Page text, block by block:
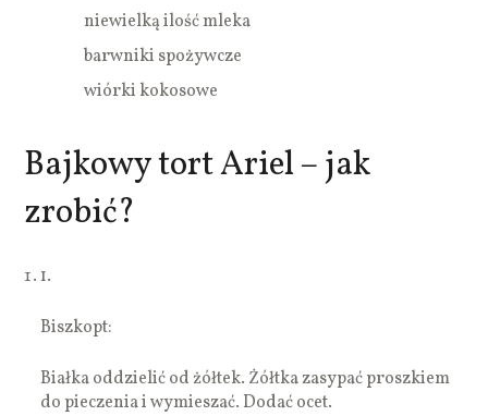
niewielką ilość mleka
barwniki spożywcze
wiórki kokosowe
Bajkowy tort Ariel – jak
zrobić?
1.
Biszkopt:
Białka oddzielić od żółtek. Żółtka zasypać proszkiem
do pieczenia i wymieszać. Dodać ocet.